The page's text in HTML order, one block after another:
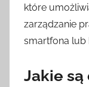
które
zarządzanie
smartfona lub
Jakie są